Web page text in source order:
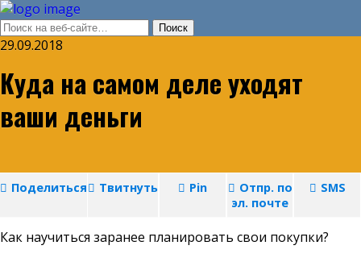
29.09.2018
Куда на самом деле уходят
ваши деньги
Поделиться Твитнуть Pin
Отпр. по
эл. почте
SMS
Как научиться заранее планировать свои покупки?